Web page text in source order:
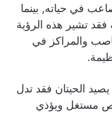
في حياته, بينما
تشير هذه الرؤية
والمراكز في
الحيتان فقد تدل
مستغل ويؤذي